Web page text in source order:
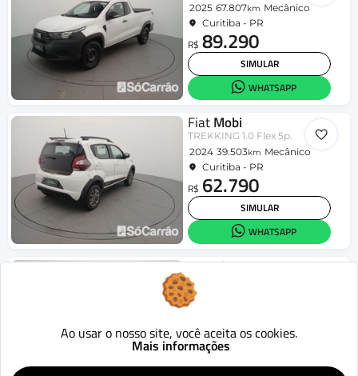
2025 67.807km Mecânico
Curitiba - PR
R$ 89.290
SIMULAR
WHATSAPP
FiatMobi
TREKKING 1.0 Flex 5p.
2024 39.503km Mecânico
Curitiba - PR
R$ 62.790
SIMULAR
WHATSAPP
HyundaiHB20S
2025
R$ 80.090
Ao usar o nosso site, você aceita os cookies.
Mais informações